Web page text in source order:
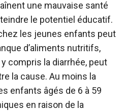
une mauvaise santé
le potentiel éducatif.
les jeunes enfants peut
d’aliments nutritifs,
compris la diarrhée, peut
la cause. Au moins la
enfants âgés de 6 à 59
en raison de la